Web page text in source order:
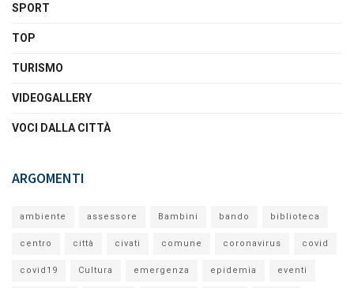
SPORT
TOP
TURISMO
VIDEOGALLERY
VOCI DALLA CITTÀ
ARGOMENTI
ambiente assessore Bambini bando biblioteca
centro città civati comune coronavirus covid
covid19 Cultura emergenza epidemia eventi